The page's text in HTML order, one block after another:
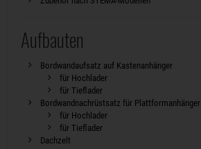
Aufbauten
Bordwandaufsatz auf Kastenanhänger
für Hochlader
für Tieflader
Bordwandnachrüstsatz für Plattformanhänger
für Hochlader
für Tieflader
Dachzelt